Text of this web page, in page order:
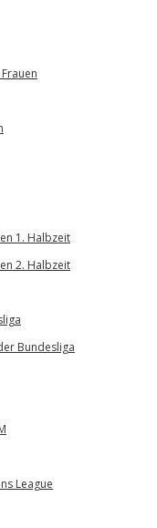
1. Halbzeit
2. Halbzeit
Bundesliga
League